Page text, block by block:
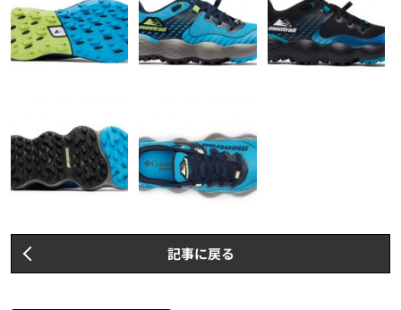
記事に戻る